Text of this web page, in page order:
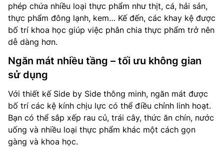
phép chứa nhiều loại thực phẩm như thịt, cá, hải sản,
thực phẩm đông lạnh, kem… Kế đến, các khay kệ được
bố trí khoa học giúp việc phân chia thực phẩm trở nên
dễ dàng hơn.
Ngăn mát nhiều tầng – tối ưu không gian
sử dụng
Với thiết kế Side by Side thông minh, ngăn mát được
bố trí các kệ kính chịu lực có thể điều chỉnh linh hoạt.
Bạn có thể sắp xếp rau củ, trái cây, thức ăn chín, nước
uống và nhiều loại thực phẩm khác một cách gọn
gàng và khoa học.